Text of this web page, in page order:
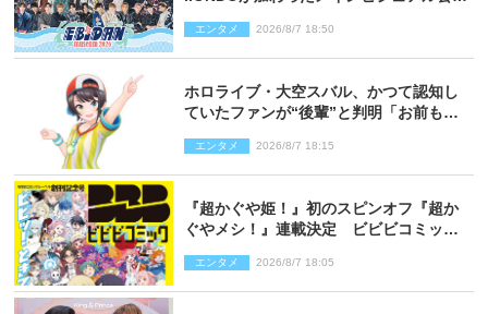
エンタメ 2026/8/7 18:50
ホロライブ・大空スバル、かつて認知し
ていたファンが“後輩”と判明「お前もし
エンタメ 2026/8/7 18:15
『超かぐや姫！』初のスピンオフ『超か
ぐやメシ！』連載決定 ビビビコミック
エンタメ 2026/8/7 18:05